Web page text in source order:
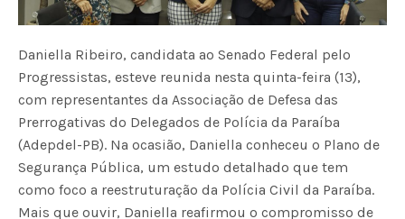
Daniella Ribeiro, candidata ao Senado Federal pelo
Progressistas, esteve reunida nesta quinta-feira (13),
com representantes da Associação de Defesa das
Prerrogativas do Delegados de Polícia da Paraíba
(Adepdel-PB). Na ocasião, Daniella conheceu o Plano de
Segurança Pública, um estudo detalhado que tem
como foco a reestruturação da Polícia Civil da Paraíba.
Mais que ouvir, Daniella reafirmou o compromisso de